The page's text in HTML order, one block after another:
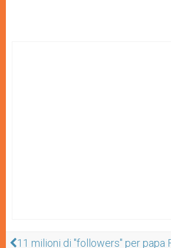
11 milioni di "followers" per papa